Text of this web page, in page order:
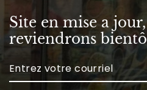
Site en mise a
reviendrons
Enter